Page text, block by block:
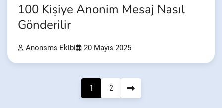
100 Kişiye Anonim Mesaj Nasıl
Gönderilir
Anonsms Ekibi 20 Mayıs 2025
1 2